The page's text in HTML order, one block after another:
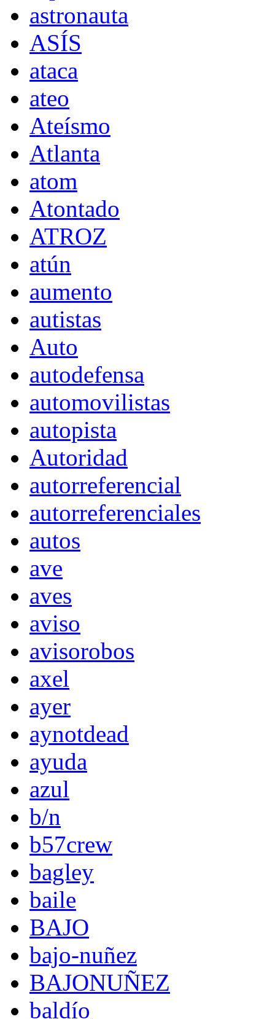
astronauta
ASÍS
ataca
ateo
Ateísmo
Atlanta
atom
Atontado
ATROZ
atún
aumento
autistas
Auto
autodefensa
automovilistas
autopista
Autoridad
autorreferencial
autorreferenciales
autos
ave
aves
aviso
avisorobos
axel
ayer
aynotdead
ayuda
azul
b/n
b57crew
bagley
baile
BAJO
bajo-nuñez
BAJONUÑEZ
baldío